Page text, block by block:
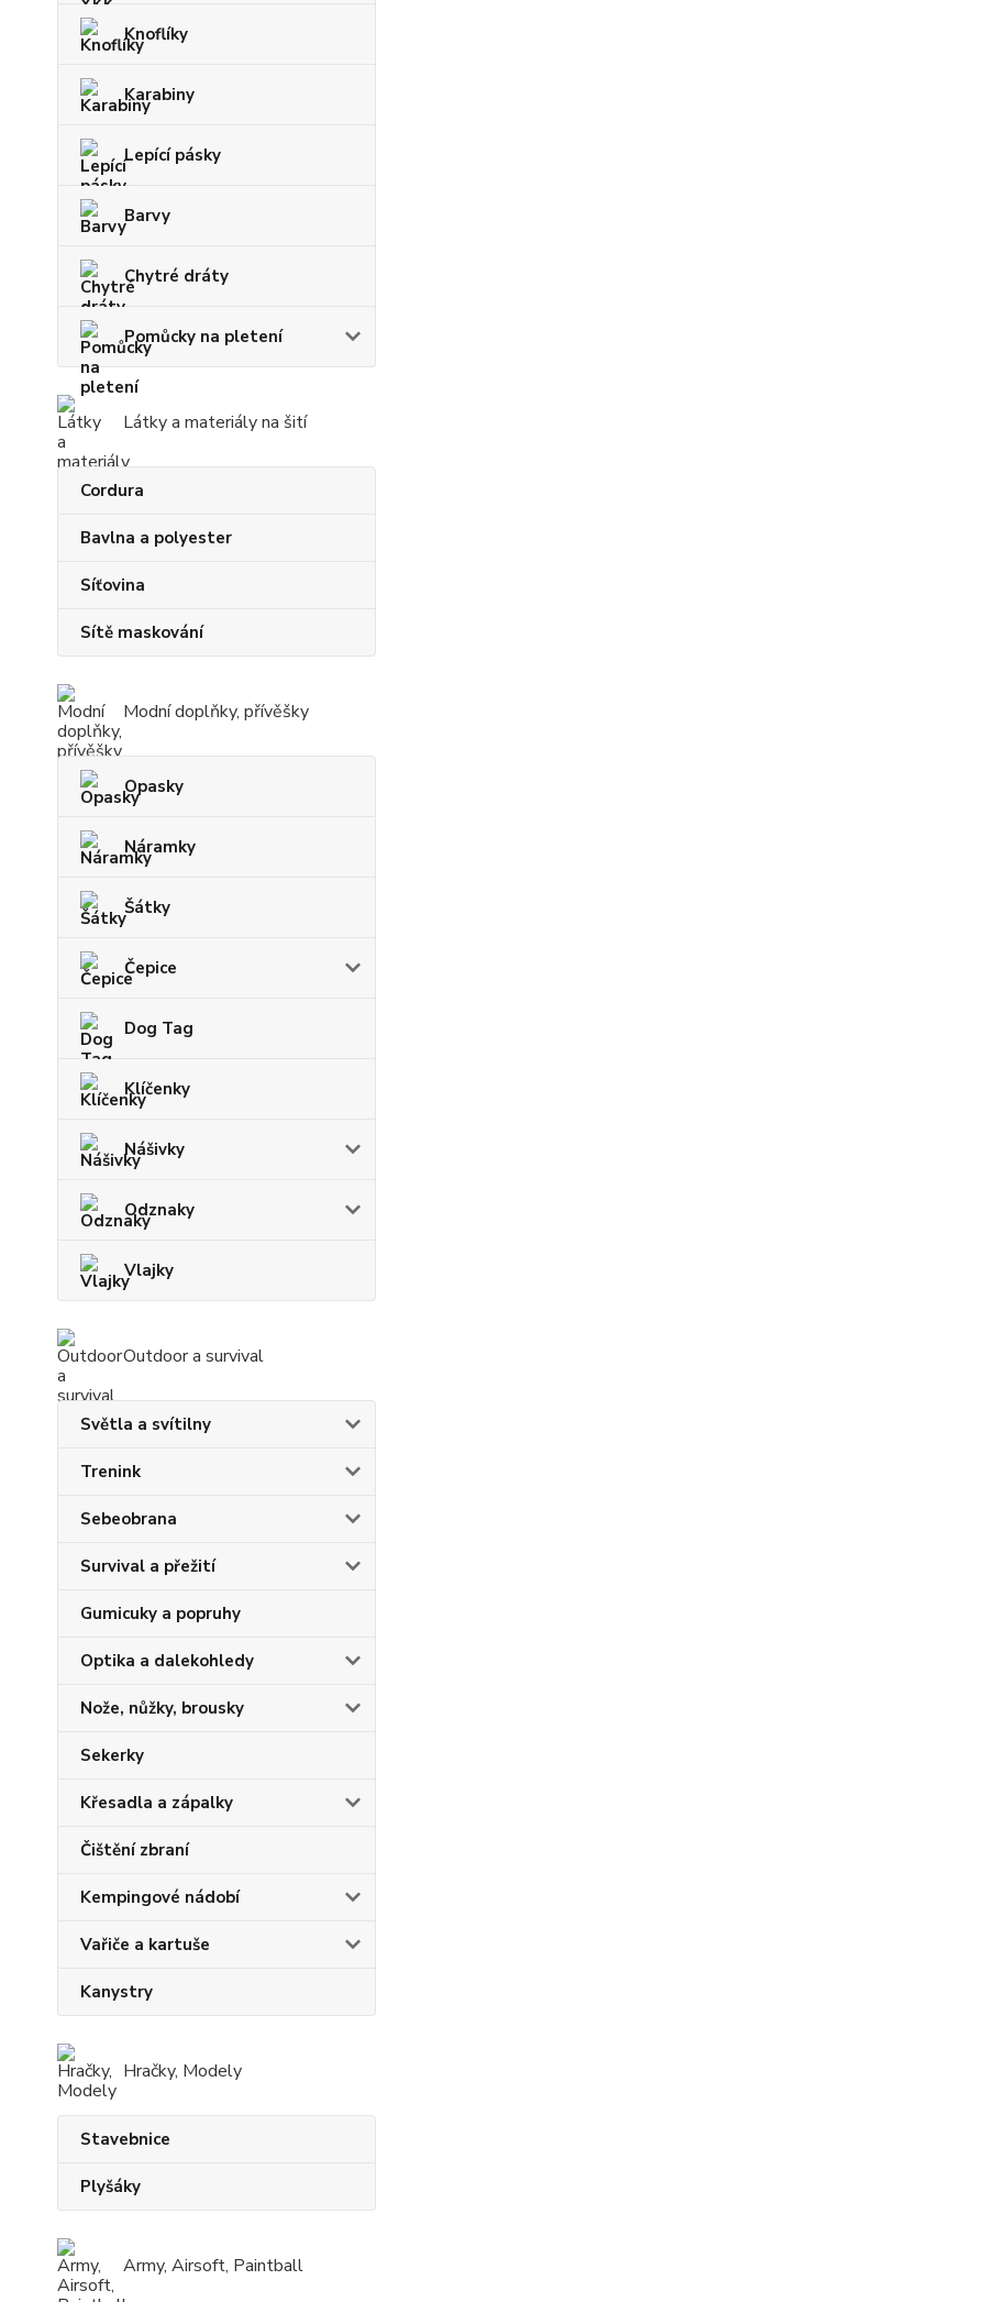
Knoflíky
Karabiny
Lepící pásky
Barvy
Chytré dráty
Pomůcky na pletení
Látky a materiály na šití
Cordura
Bavlna a polyester
Síťovina
Sítě maskování
Modní doplňky, přívěšky
Opasky
Náramky
Šátky
Čepice
Dog Tag
Klíčenky
Nášivky
Odznaky
Vlajky
Outdoor a survival
Světla a svítilny
Trenink
Sebeobrana
Survival a přežití
Gumicuky a popruhy
Optika a dalekohledy
Nože, nůžky, brousky
Sekerky
Křesadla a zápalky
Čištění zbraní
Kempingové nádobí
Vařiče a kartuše
Kanystry
Hračky, Modely
Stavebnice
Plyšáky
Army, Airsoft, Paintball